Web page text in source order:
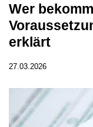
Wer
erklärt
27.03.2026